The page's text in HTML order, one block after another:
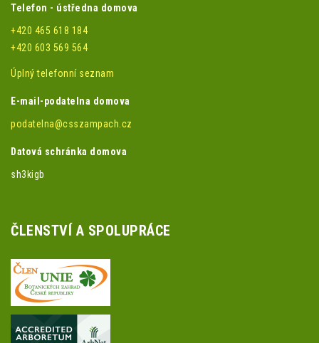
Telefon - ústředna domova
+420 465 618 184
+420 603 569 564
Úplný telefonní seznam
E-mail-podatelna domova
podatelna@csszampach.cz
Datová schránka domova
sh3kigb
ČLENSTVÍ A SPOLUPRÁCE